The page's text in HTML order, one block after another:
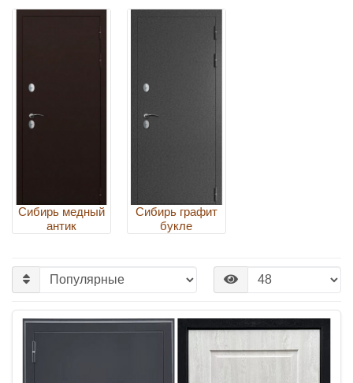
Сибирь медный
антик
Сибирь графит
букле